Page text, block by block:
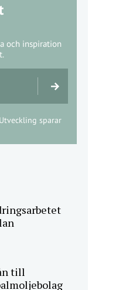
och inspiration
sparar
till